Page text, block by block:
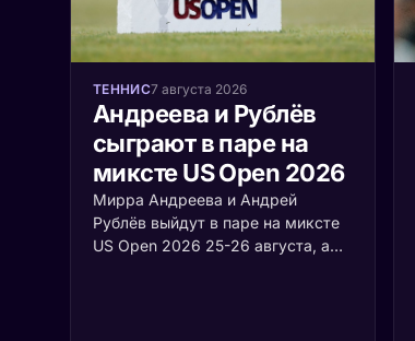
ТЕННИС7 августа 2026
Андреева и Рублёв
сыграют в паре на
миксте US Open 2026
Мирра Андреева и Андрей
Рублёв выйдут в паре на миксте
US Open 2026 25-26 августа, а